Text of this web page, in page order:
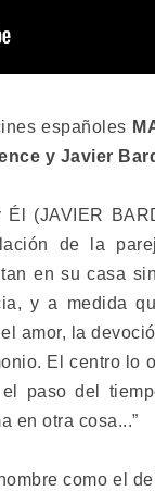
españoles
y Javier
Él (JAVIER
de la
en su casa
y a medida
amor, la
El centro
paso del
en otra cosa...”
como el